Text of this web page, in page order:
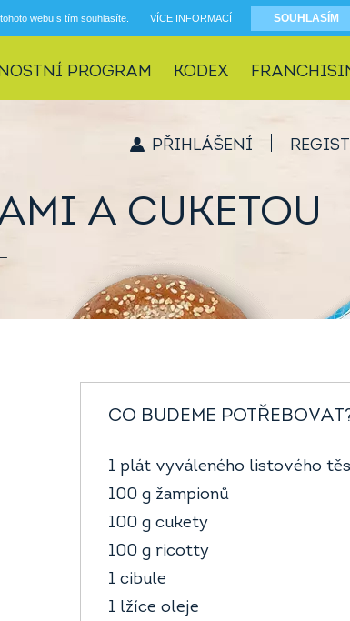
PROGRAM KODEX
PŘIHLÁŠENÍ
A CUKETOU
CO BUDEME
1 plát vyváleného listového
100 g žampionů
100 g cukety
100 g ricotty
1 cibule
1 lžíce oleje
webu s tím souhlasíte. VÍCE INFORMACÍ SOUHLASÍM